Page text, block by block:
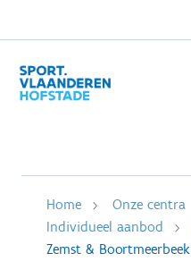
Home Onze centra
Individueel aanbod
Zemst & Boortmeerbeek